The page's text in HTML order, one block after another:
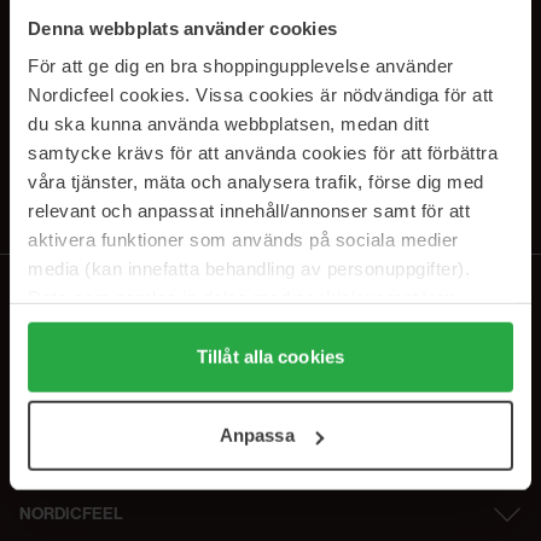
Denna webbplats använder cookies
För att ge dig en bra shoppingupplevelse använder
Nordicfeel cookies. Vissa cookies är nödvändiga för att
du ska kunna använda webbplatsen, medan ditt
samtycke krävs för att använda cookies för att förbättra
våra tjänster, mäta och analysera trafik, förse dig med
relevant och anpassat innehåll/annonser samt för att
aktivera funktioner som används på sociala medier
media (kan innefatta behandling av personuppgifter).
Genom att trycka på "Tillåt alla cookies" accepterar du
alla cookies, medan du under "Detaljer" kan anpassa
användningen av cookies. Du kan när som helst återkalla
samt vår Integritetspolicy.
Tillåt alla cookies
Anpassa
PRENUMERERA PÅ VÅRA
NYHETSBREV
Genom att prenumerera accepterar du vårIntegritetspolicy.
Avprenumerera när som helst.
NORDICFEEL